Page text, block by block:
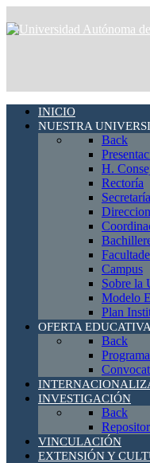
INICIO
NUESTRA
Back
H.
Rectoría
Campus
Sobre la
Modelo
Plan
OFERTA EDUCATIVA
Back
INVESTIGACIÓN
Back
VINCULACIÓN
EXTENSIÓN Y